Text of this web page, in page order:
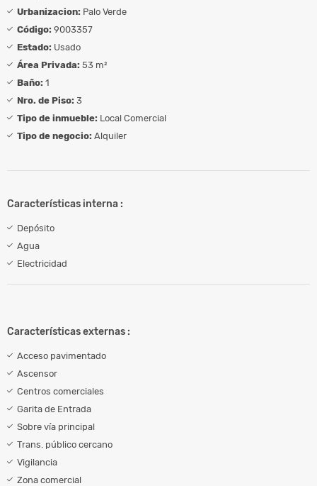
Urbanizacion: Palo Verde
Código: 9003357
Estado: Usado
Área Privada: 53 m²
Baño: 1
Nro. de Piso: 3
Tipo de inmueble: Local Comercial
Tipo de negocio: Alquiler
Características interna :
Depósito
Agua
Electricidad
Características externas :
Acceso pavimentado
Ascensor
Centros comerciales
Garita de Entrada
Sobre vía principal
Trans. público cercano
Vigilancia
Zona comercial